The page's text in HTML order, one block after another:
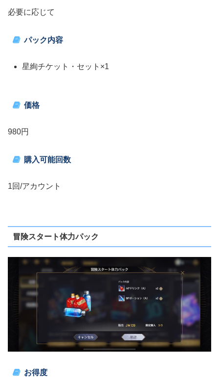
必要に応じて
パック内容
星絢チケット・セット×1
価格
980円
購入可能回数
1回/アカウント
冒険スタート体力パック
お得度